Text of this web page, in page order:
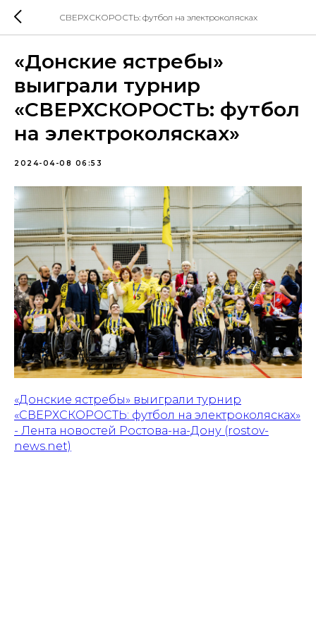
СВЕРХСКОРОСТЬ: футбол на электроколясках
«Донские ястребы»
выиграли турнир
«СВЕРХСКОРОСТЬ: футбол
на электроколясках»
2024-04-08 06:53
«Донские ястребы» выиграли турнир
«СВЕРХСКОРОСТЬ: футбол на электроколясках»
- Лента новостей Ростова-на-Дону (rostov-
news.net)